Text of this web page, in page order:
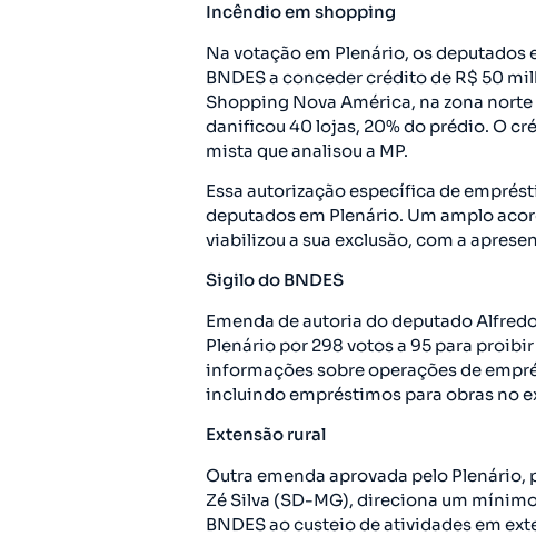
Incêndio em shopping
Na votação em Plenário, os
BNDES a conceder crédito de R$ 50
Shopping Nova América, na zona
danificou 40 lojas, 20% do prédio. O
mista que analisou a MP.
Essa autorização específica de
deputados em Plenário. Um amplo
viabilizou a sua exclusão, com a
Sigilo do BNDES
Emenda de autoria do deputado
Plenário por 298 votos a 95 para
informações sobre operações de
incluindo empréstimos para obras no
Extensão rural
Outra emenda aprovada pelo Plenário,
Zé Silva (SD-MG), direciona um
BNDES ao custeio de atividades em